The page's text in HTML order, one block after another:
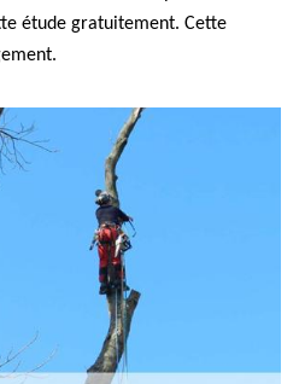
étude gratuitement. Cette